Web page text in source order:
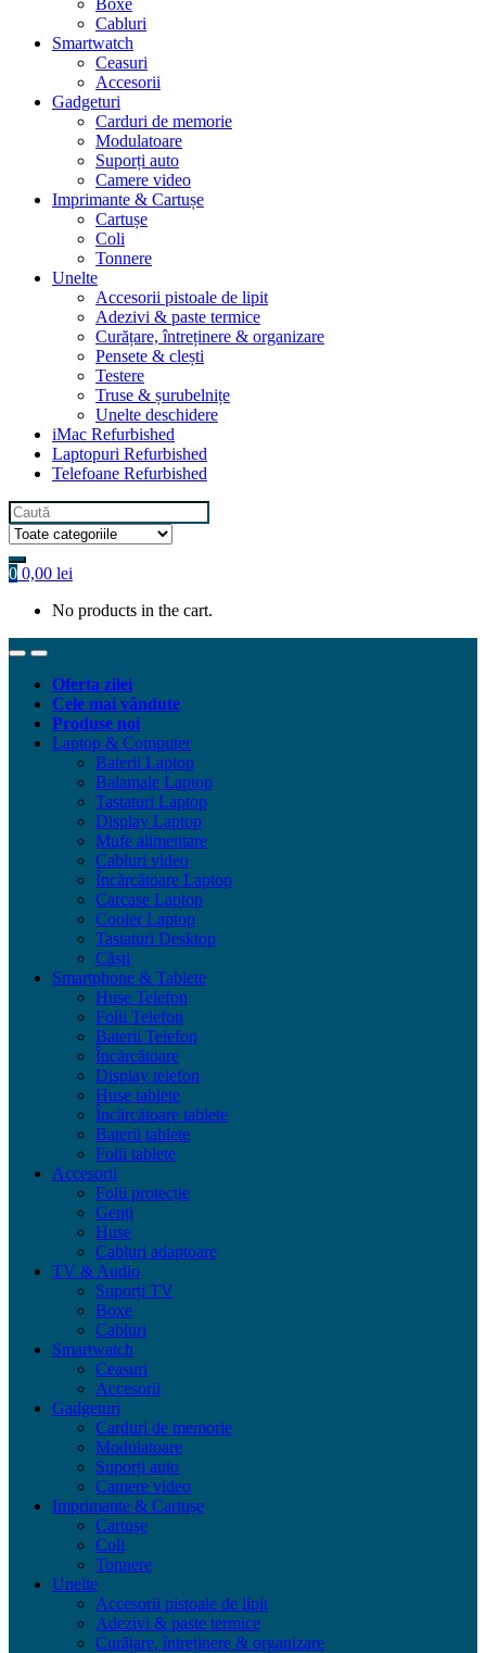
Boxe
Cabluri
Smartwatch
Ceasuri
Accesorii
Gadgeturi
Carduri de memorie
Modulatoare
Suporți auto
Camere video
Imprimante & Cartușe
Cartușe
Coli
Tonnere
Unelte
Accesorii pistoale de lipit
Adezivi & paste termice
Curățare, întreținere & organizare
Pensete & clești
Testere
Truse & șurubelnițe
Unelte deschidere
iMac Refurbished
Laptopuri Refurbished
Telefoane Refurbished
Search
for:
0 0,00 lei
No products in the cart.
Oferta zilei
Cele mai vândute
Produse noi
Laptop & Computer
Baterii Laptop
Balamale Laptop
Tastaturi Laptop
Display Laptop
Mufe alimentare
Cabluri video
Încărcătoare Laptop
Carcase Laptop
Cooler Laptop
Tastaturi Desktop
Căști
Smartphone & Tablete
Huse Telefon
Folii Telefon
Baterii Telefon
Încărcătoare
Display telefon
Huse tablete
Încărcătoare tablete
Baterii tablete
Folii tablete
Accesorii
Folii protecție
Genți
Huse
Cabluri adaptoare
TV & Audio
Suporți TV
Boxe
Cabluri
Smartwatch
Ceasuri
Accesorii
Gadgeturi
Carduri de memorie
Modulatoare
Suporți auto
Camere video
Imprimante & Cartușe
Cartușe
Coli
Tonnere
Unelte
Accesorii pistoale de lipit
Adezivi & paste termice
Curățare, întreținere & organizare